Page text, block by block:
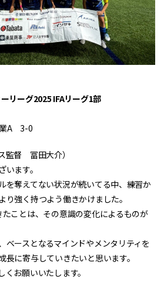
リーグ2025 IFAリーグ1部
A 3-0
監督 冨田大介）
ます。
を奪えてない状況が続いてる中、練習か
り強く持つよう働きかけました。
ことは、その意識の変化によるものが
ベースとなるマインドやメンタリティを
に寄与していきたいと思います。
お願いいたします。